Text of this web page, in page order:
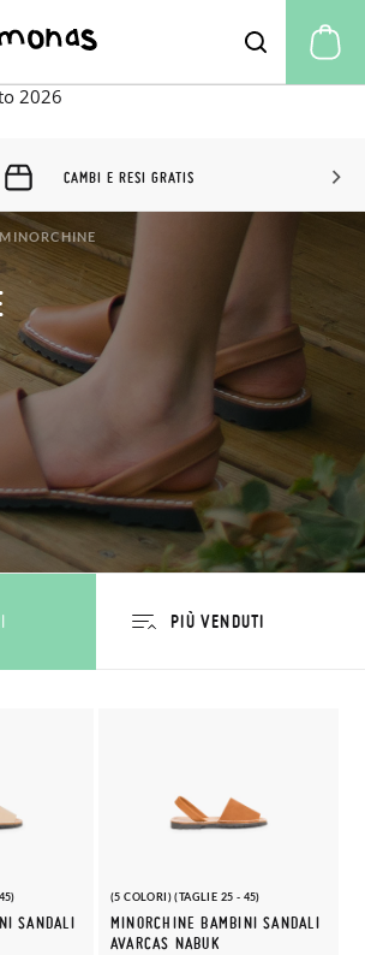
CAMBI E RESI GRATIS
MINORCHINE
SANDALI
(5 COLORI) (TAGLIE 25 - 45)
MINORCHINE BAMBINI SANDALI
AVARCAS NABUK